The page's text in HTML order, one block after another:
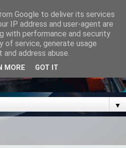
▼
Google to deliver its services
IP address and user-agent are
with performance and security
of service, generate usage
address abuse.
MORE GOT IT